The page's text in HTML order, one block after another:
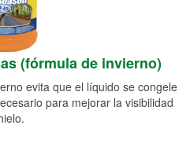
(fórmula de invierno)
evita que el líquido se congele
para mejorar la visibilidad